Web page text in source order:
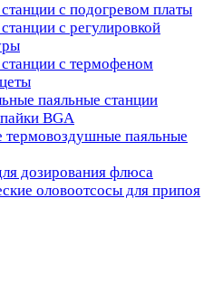
с подогревом платы
с регулировкой
с термофеном
паяльные станции
BGA
паяльные
дозирования флюса
оловоотсосы для припоя